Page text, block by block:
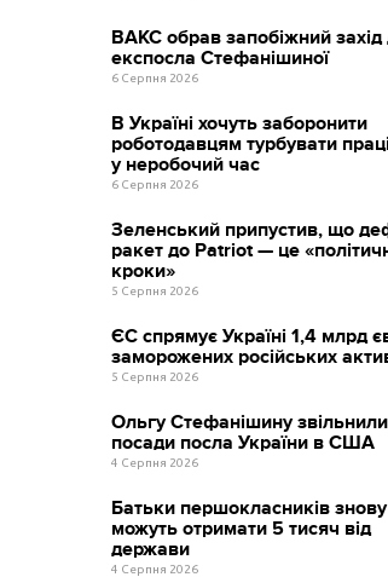
ВАКС обрав запобіжний захід
експосла Стефанішиної
6 Серпня 2026
В Україні хочуть заборонити
роботодавцям турбувати
у неробочий час
6 Серпня 2026
Зеленський припустив, що
ракет до Patriot — це
кроки»
5 Серпня 2026
ЄС спрямує Україні 1,4 млрд
заморожених російських
5 Серпня 2026
Ольгу Стефанішину
посади посла України в США
4 Серпня 2026
Батьки першокласників знову
можуть отримати 5 тисяч від
держави
4 Серпня 2026